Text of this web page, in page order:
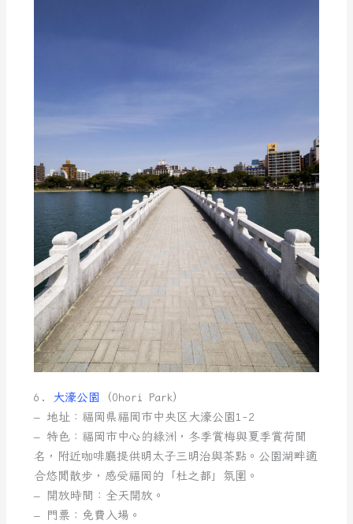
6. 大濠公園
（Ohori Park）
– 地址：福岡県福岡市中央区大濠公園1-2
– 特色：福岡市中心的綠洲，冬季賞梅與夏季賞荷聞
名，附近咖啡廳提供明太子三明治與茶點。公園湖畔適
合悠閒散步，感受福岡的「杜之都」氛圍。
– 開放時間：全天開放。
– 門票：免費入場。